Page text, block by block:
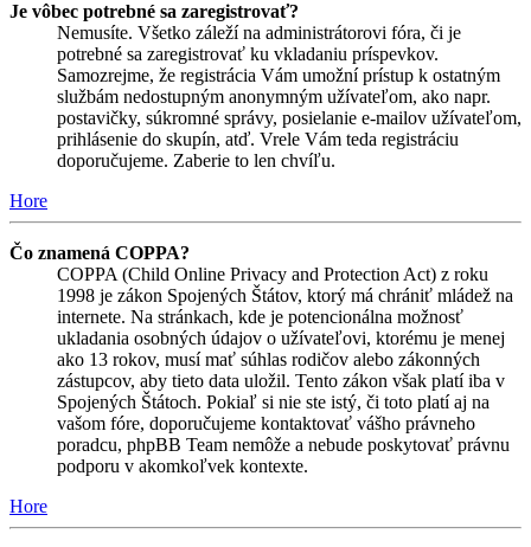
Je vôbec potrebné sa zaregistrovať?
Nemusíte. Všetko záleží na administrátorovi fóra, či je
potrebné sa zaregistrovať ku vkladaniu príspevkov.
Samozrejme, že registrácia Vám umožní prístup k ostatným
službám nedostupným anonymným užívateľom, ako napr.
postavičky, súkromné správy, posielanie e-mailov užívateľom,
prihlásenie do skupín, atď. Vrele Vám teda registráciu
doporučujeme. Zaberie to len chvíľu.
Hore
Čo znamená COPPA?
COPPA (Child Online Privacy and Protection Act) z roku
1998 je zákon Spojených Štátov, ktorý má chrániť mládež na
internete. Na stránkach, kde je potencionálna možnosť
ukladania osobných údajov o užívateľovi, ktorému je menej
ako 13 rokov, musí mať súhlas rodičov alebo zákonných
zástupcov, aby tieto data uložil. Tento zákon však platí iba v
Spojených Štátoch. Pokiaľ si nie ste istý, či toto platí aj na
vašom fóre, doporučujeme kontaktovať vášho právneho
poradcu, phpBB Team nemôže a nebude poskytovať právnu
podporu v akomkoľvek kontexte.
Hore